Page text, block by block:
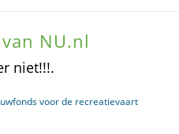
NU.nl
niet!!!.
voor de recreatievaart